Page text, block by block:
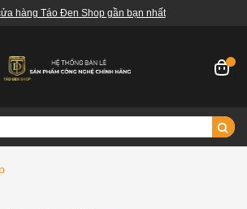
hàng Táo Đen Shop gần bạn nhất